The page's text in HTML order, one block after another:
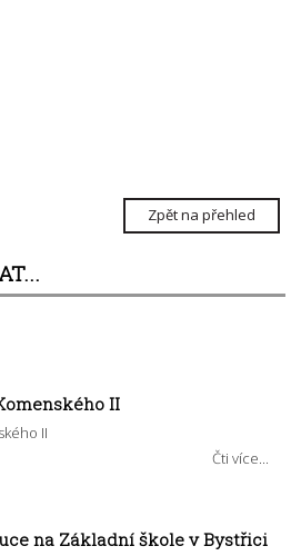
Zpět na přehled
II
II
Čti více...
na Základní škole v Bystřici